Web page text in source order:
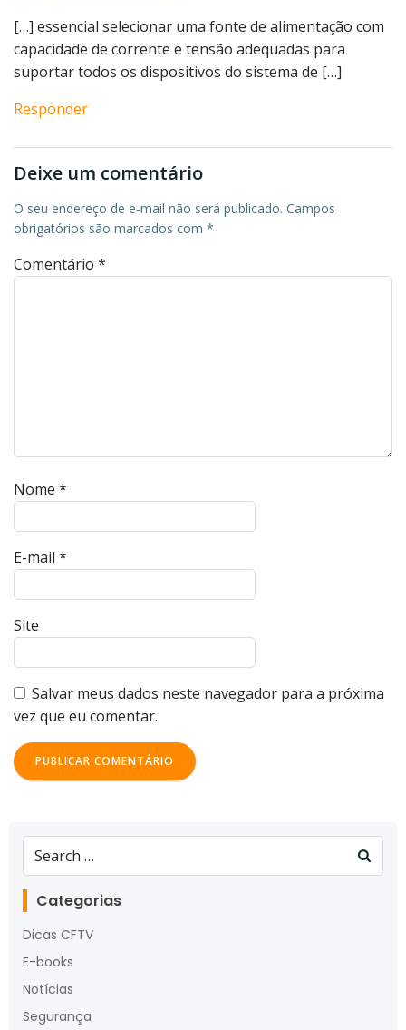
[…] essencial selecionar uma fonte de alimentação com
capacidade de corrente e tensão adequadas para
suportar todos os dispositivos do sistema de […]
Responder
Deixe um comentário
O seu endereço de e-mail não será publicado. Campos
obrigatórios são marcados com *
Comentário *
Nome *
E-mail *
Site
Salvar meus dados neste navegador para a próxima
vez que eu comentar.
Search
for:
Categorias
Dicas CFTV
E-books
Notícias
Segurança